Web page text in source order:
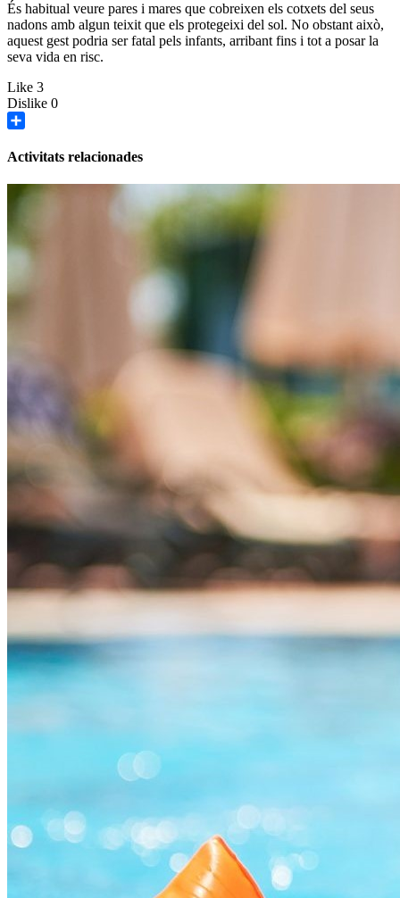
És habitual veure pares i mares que cobreixen els cotxets del seus
nadons amb algun teixit que els protegeixi del sol. No obstant això,
aquest gest podria ser fatal pels infants, arribant fins i tot a posar la
seva vida en risc.
Like 3
Dislike 0
Activitats relacionades